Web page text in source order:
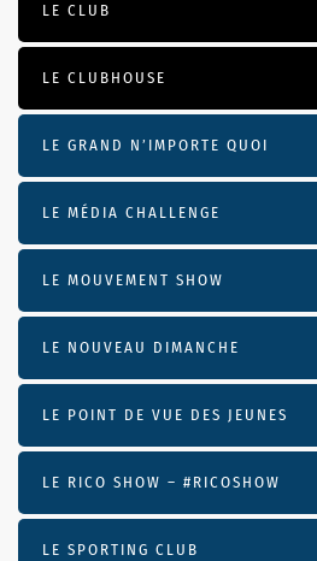
LE CLUB
LE CLUBHOUSE
LE GRAND N’IMPORTE QUOI
LE MÉDIA CHALLENGE
LE MOUVEMENT SHOW
LE NOUVEAU DIMANCHE
LE POINT DE VUE DES JEUNES
LE RICO SHOW – #RICOSHOW
LE SPORTING CLUB